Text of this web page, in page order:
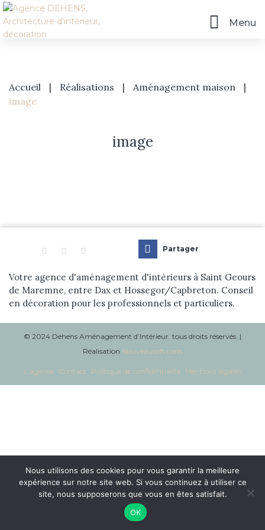
Menu
Accueil | Réalisations | Aménagement maison
|
image
image
Votre agence d'aménagement d'intérieurs à Saint Geours
de Maremne, entre Dax et Hossegor/Capbreton. Conseil
en décoration pour les professionnels et particuliers.
Partager
© 2024 Dehens Aménagement d’Intérieur. tous droits réservés. |
Réalisation Nouveausoft.com
L’agence Contact Politique de confidentialité Mentions légales
Nous utilisons des cookies pour vous garantir la meilleure
expérience sur notre site web. Si vous continuez à utiliser ce
site, nous supposerons que vous en êtes satisfait.
OK